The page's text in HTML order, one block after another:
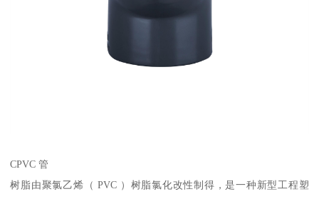
CPVC 管
树脂由聚氯乙烯（ PVC ）树脂氯化改性制得，是一种新型工程塑